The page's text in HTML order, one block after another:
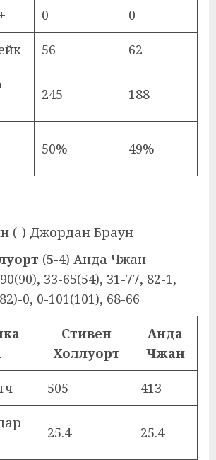
0 0
56 62
245 188
50% 49%
(-) Джордан Браун
(5-4) Анда Чжан
33-65(54), 31-77, 82-1,
0, 0-101(101), 68-66
Стивен
Холлуорт
Анда
Чжан
505 413
25.4 25.4